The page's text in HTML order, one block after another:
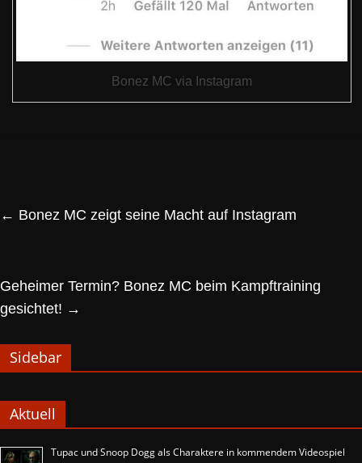
Bonez MC via Instagram
← Bonez MC zeigt seine Macht auf Instagram
Geheimer Termin? Bonez MC beim Kampftraining
gesichtet! →
Sidebar
Aktuell
Tupac und Snoop Dogg als Charaktere in kommendem Videospiel